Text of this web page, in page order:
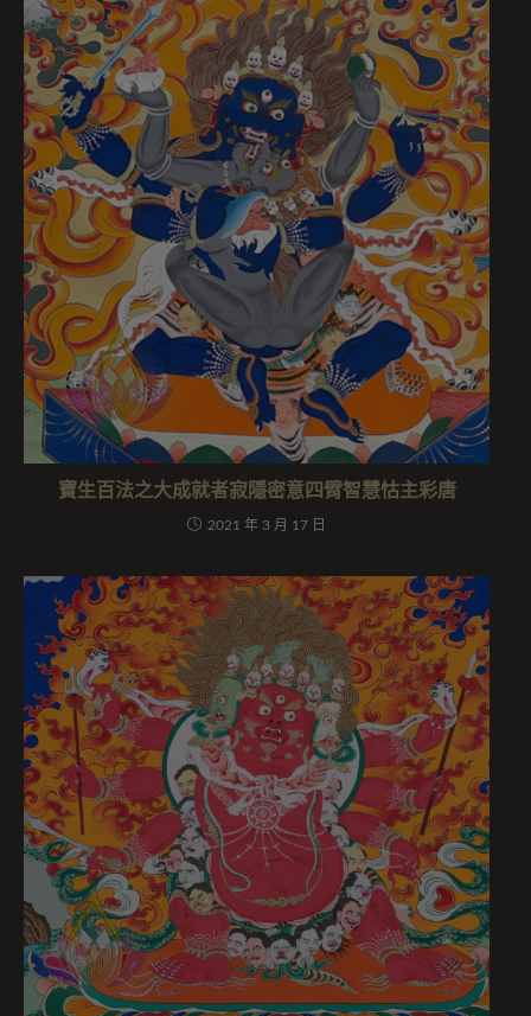
寶生百法之大成就者寂隱密意四臂智慧怙主彩唐
2021 年 3 月 17 日